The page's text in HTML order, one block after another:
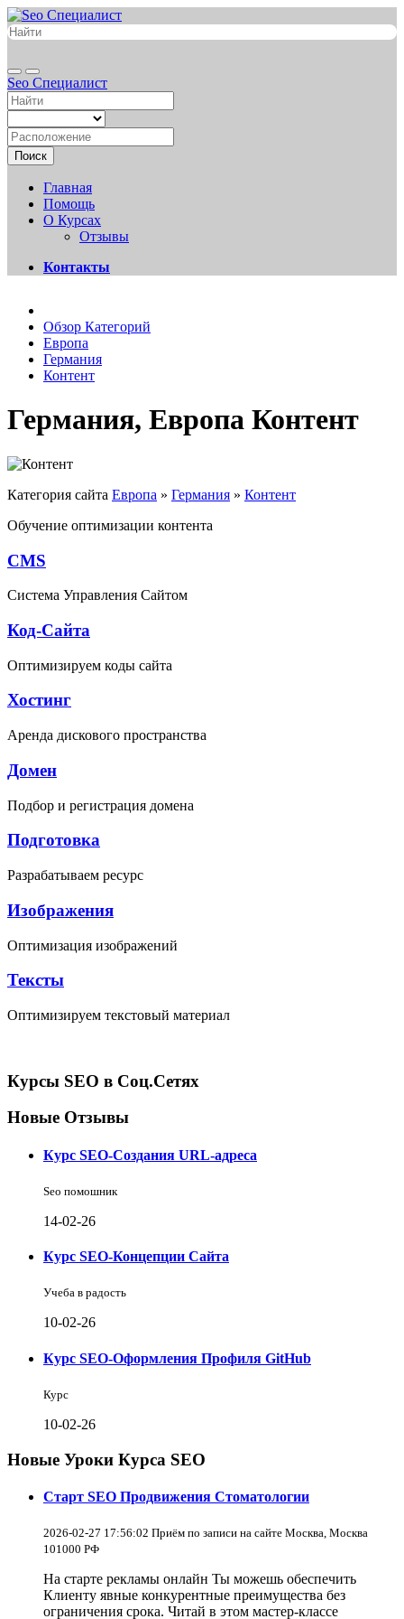
Seo Специалист
Поиск
Главная
Помощь
О Курсах
Отзывы
Контакты
Обзор Категорий
Европа
Германия
Контент
Германия, Европа Контент
Категория сайта Европа » Германия » Контент
Обучение оптимизации контента
CMS
Система Управления Сайтом
Код-Сайта
Оптимизируем коды сайта
Хостинг
Аренда дискового пространства
Домен
Подбор и регистрация домена
Подготовка
Разрабатываем ресурс
Изображения
Оптимизация изображений
Тексты
Оптимизируем текстовый материал
Курсы SEO в Соц.Сетях
Новые Отзывы
Курс SEO-Создания URL-адреса
Seo помошник
14-02-26
Курс SEO-Концепции Сайта
Учеба в радость
10-02-26
Курс SEO-Оформления Профиля GitHub
Курс
10-02-26
Новые Уроки Курса SEO
Старт SEO Продвижения Стоматологии
2026-02-27 17:56:02 Приём по записи на сайте Москва, Москва
101000 РФ
На старте рекламы онлайн Ты можешь обеспечить
Клиенту явные конкурентные преимущества без
ограничения срока. Читай в этом мастер-классе